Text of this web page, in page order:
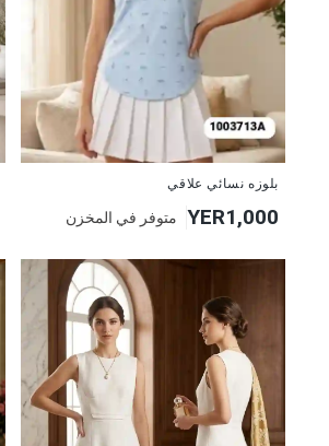
بلوزه نسائي علاقي
YER1,000 متوفر في المخزن